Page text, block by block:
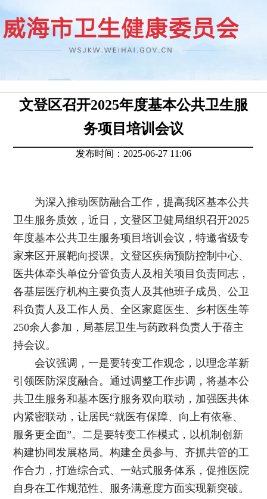
文登区召开2025年度基本公共卫生服
务项目培训会议
发布时间：2025-06-27 11:06
为深入推动医防融合工作，提高我区基本公共
卫生服务质效，近日，文登区卫健局组织召开2025
年度基本公共卫生服务项目培训会议，特邀省级专
家来区开展靶向授课。文登区疾病预防控制中心、
医共体牵头单位分管负责人及相关项目负责同志，
各基层医疗机构主要负责人及其他班子成员、公卫
科负责人及工作人员、全区家庭医生、乡村医生等
250余人参加，局基层卫生与药政科负责人于蓓主
持会议。
会议强调，一是要转变工作观念，以理念革新
引领医防深度融合。通过调整工作步调，将基本公
共卫生服务和基本医疗服务双向联动，加强医共体
内紧密联动，让居民“就医有保障、向上有依靠、
服务更全面”。二是要转变工作模式，以机制创新
构建协同发展格局。构建全员参与、齐抓共管的工
作合力，打造综合式、一站式服务体系，促推医院
自身在工作规范性、服务满意度方面实现新突破。